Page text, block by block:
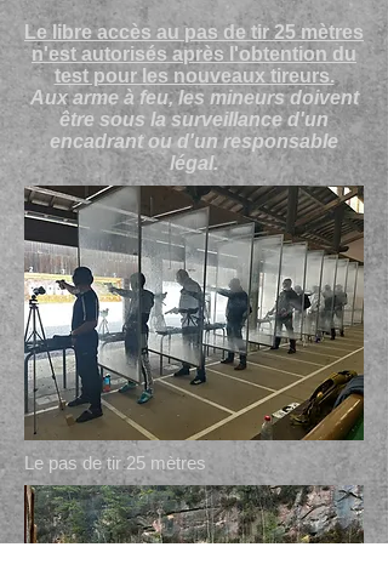
Le libre accès au pas de tir 25 mètres
n'est autorisés après l'obtention du
test pour les nouveaux tireurs.
Aux arme à feu, les mineurs doivent
être sous la surveillance d'un
encadrant ou d'un responsable
légal.
Le pas de tir 25 mètres